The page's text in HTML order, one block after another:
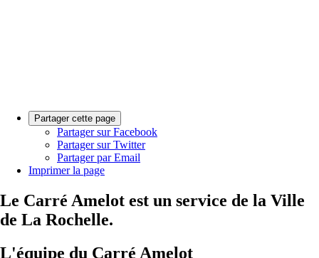
Partager cette page
Partager sur Facebook
Partager sur Twitter
Partager par Email
Imprimer la page
Le Carré Amelot est un service de la Ville
de La Rochelle.
L'équipe du Carré Amelot